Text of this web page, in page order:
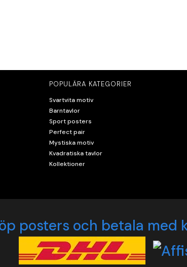
POPULÄRA KATEGORIER
Svartvita motiv
Barntavlor
Sport posters
Perfect pair
Mystiska motiv
Kvadratiska tavlor
Kollektioner